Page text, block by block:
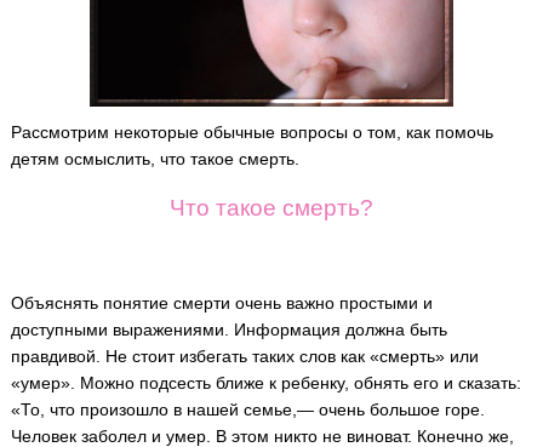
Рассмотрим некоторые обычные вопросы о том, как помочь
детям осмыслить, что такое смерть.
Что такое смерть?
Объяснять понятие смерти очень важно простыми и
доступными выражениями. Информация должна быть
правдивой. Не стоит избегать таких слов как «смерть» или
«умер». Можно подсесть ближе к ребенку, обнять его и сказать:
«То, что произошло в нашей семье,— очень большое горе.
Человек заболел и умер. В этом никто не виноват. Конечно же,